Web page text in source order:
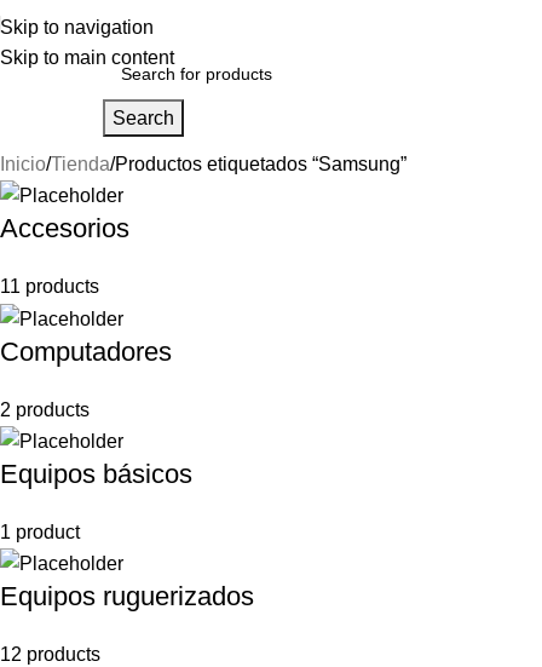
Skip to navigation
Skip to main content
Search
Inicio Tienda Productos etiquetados “Samsung”
Accesorios
11 products
Computadores
2 products
Equipos básicos
1 product
Equipos ruguerizados
12 products